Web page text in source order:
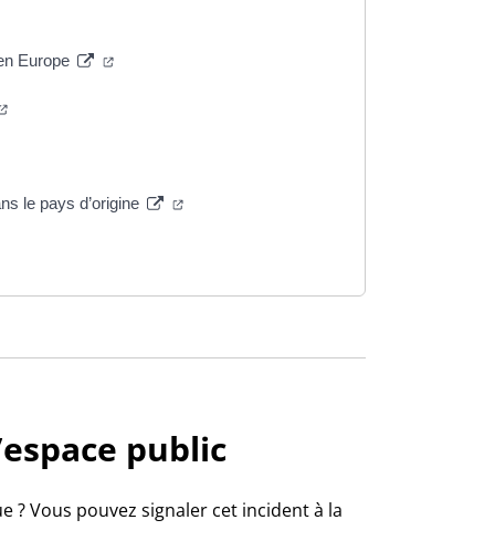
nouvel onglet)
Europe (ouverture dans un nouvel onglet)
(ouverture dans un nouvel onglet)
onglet)
le pays d’origine (ouverture dans un nouvel onglet)
un nouvel onglet)
onglet)
public
? Vous pouvez signaler cet incident à la